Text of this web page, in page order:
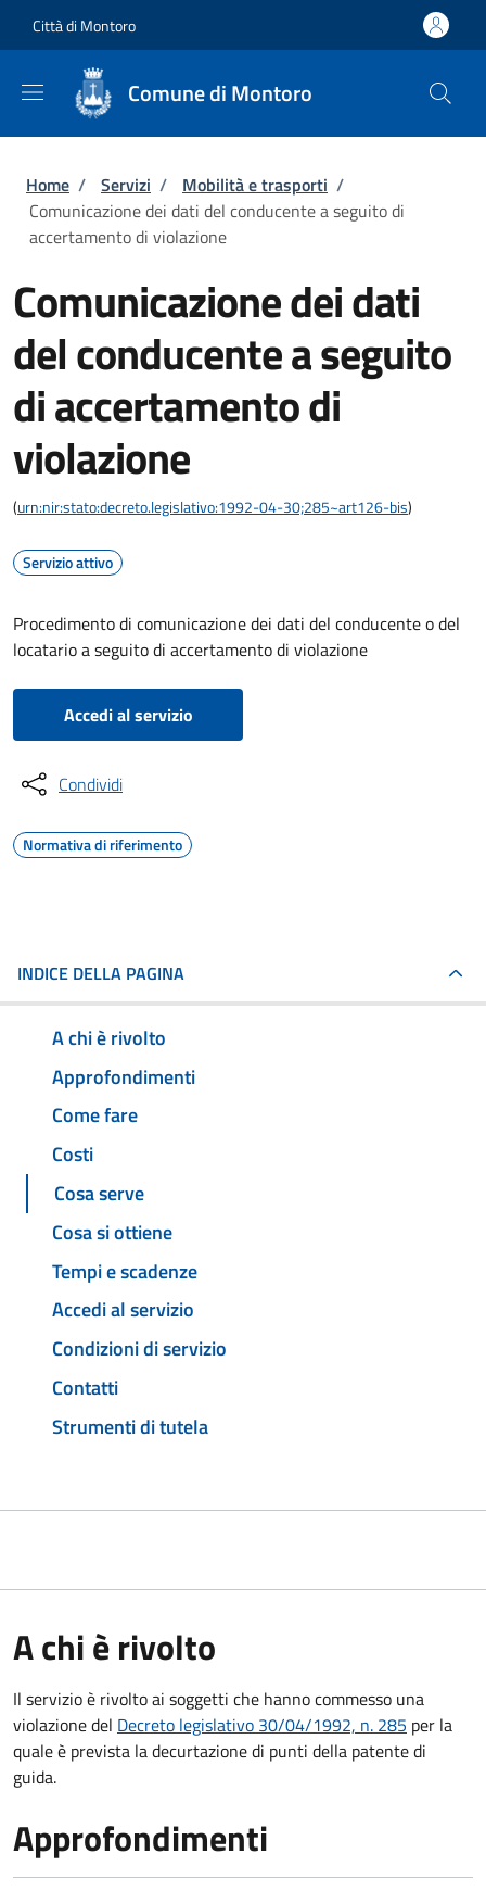
Città di Montoro
Comune di Montoro
Briciole di pane
Home / Servizi / Mobilità e trasporti /
Comunicazione dei dati del conducente a seguito di
accertamento di violazione
Comunicazione dei dati
del conducente a seguito
di accertamento di
violazione
(urn:nir:stato:decreto.legislativo:1992-04-30;285~art126-bis)
Servizio attivo
Procedimento di comunicazione dei dati del conducente o del
locatario a seguito di accertamento di violazione
Accedi al servizio
Condividi
Normativa di riferimento
INDICE DELLA PAGINA
A chi è rivolto
Approfondimenti
Come fare
Costi
Cosa serve
Cosa si ottiene
Tempi e scadenze
Accedi al servizio
Condizioni di servizio
Contatti
Strumenti di tutela
A chi è rivolto
Il servizio è rivolto ai soggetti che hanno commesso una
violazione del Decreto legislativo 30/04/1992, n. 285 per la
quale è prevista la decurtazione di punti della patente di
guida.
Approfondimenti